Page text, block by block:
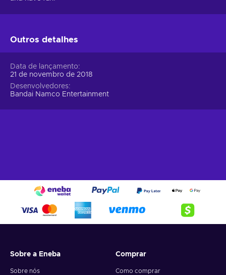
Outros detalhes
Data de lançamento
21 de novembro de 2018
Desenvolvedores
Bandai Namco Entertainment
Sobre a Eneba
Sobre nós
Comprar
Como comprar